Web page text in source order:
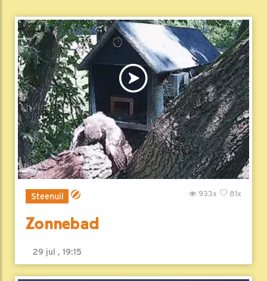
Steenuil 81x
933x
Zonnebad
29 jul , 19:15